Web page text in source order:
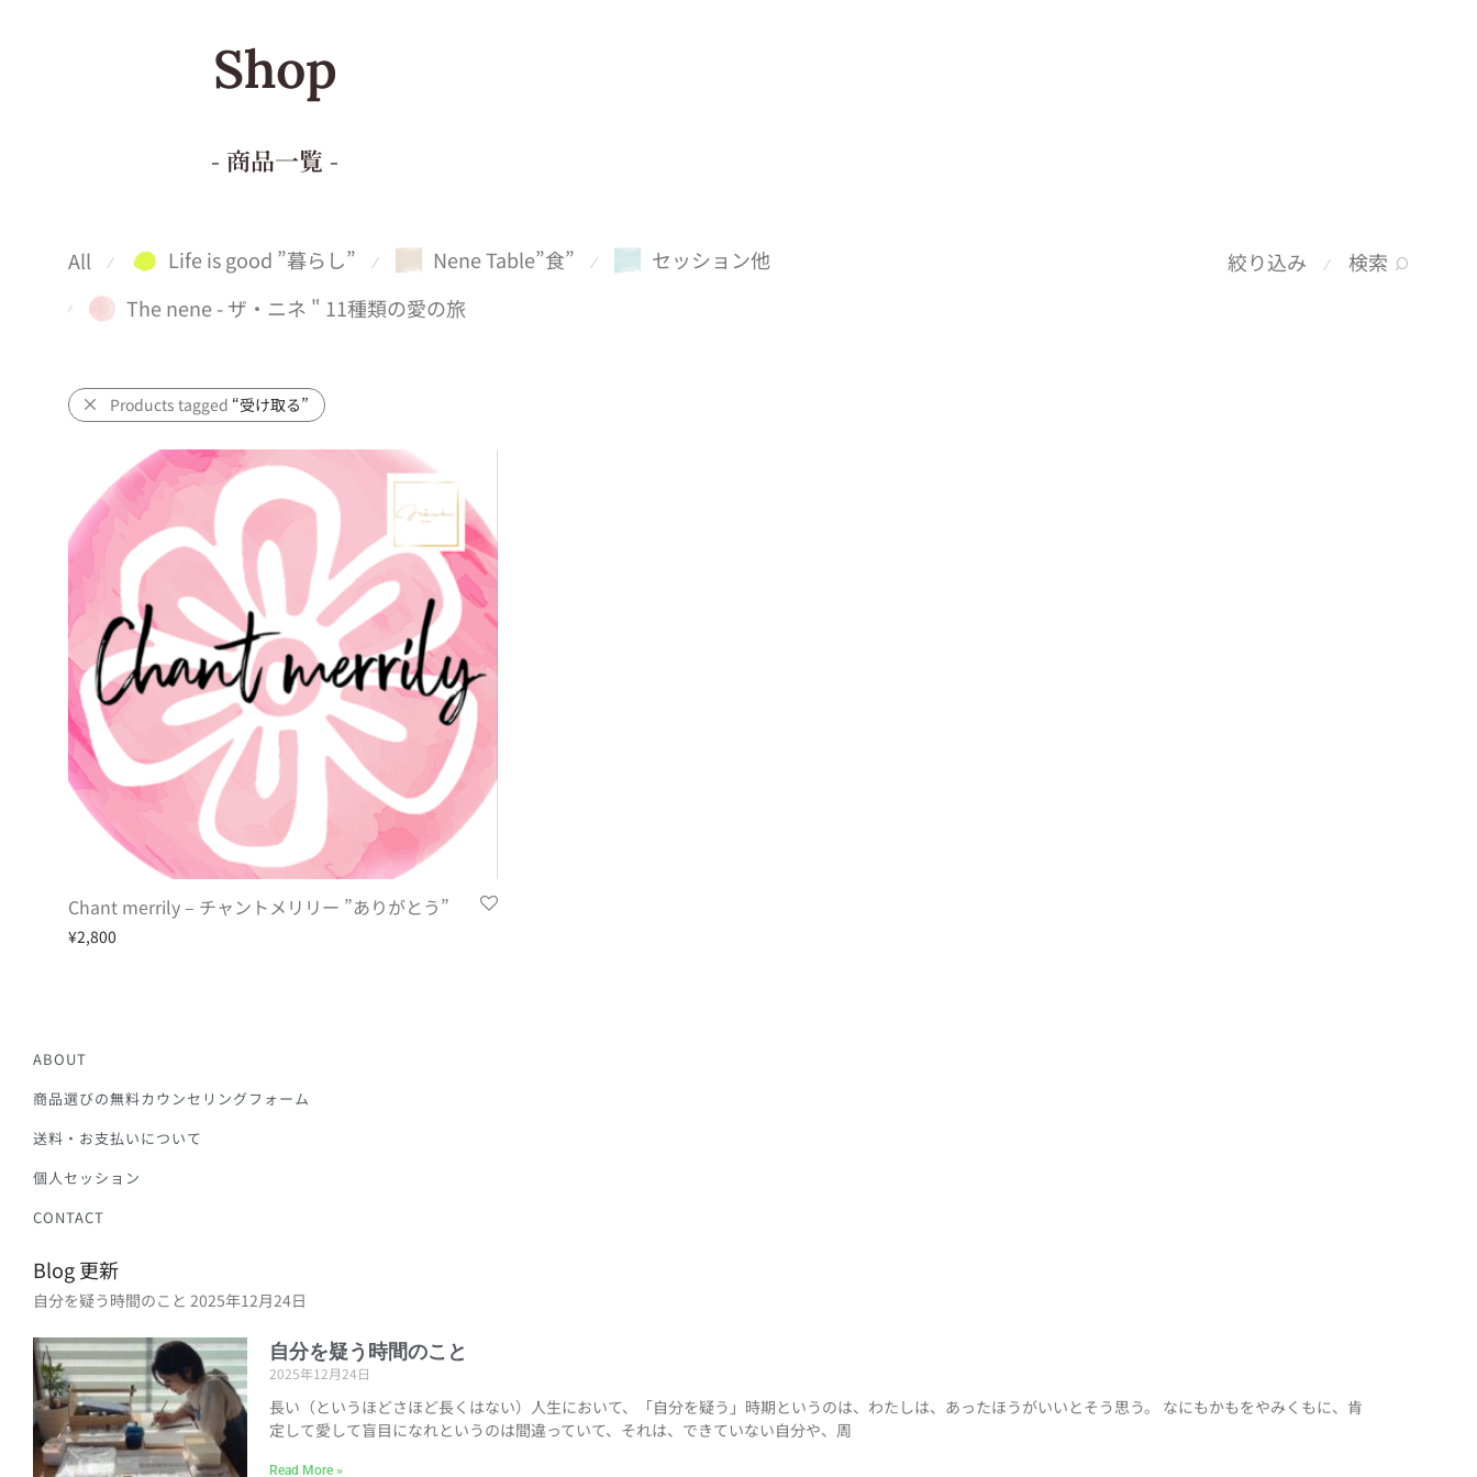
Shop
- 商品一覧 -
絞り込み ⁄ 検索
All ⁄ Life is good ”暮らし” ⁄ Nene Table”食” ⁄ セッション他
⁄ The nene - ザ・ニネ " 11種類の愛の旅
Products tagged “受け取る”
Chant merrily – チャントメリリー ”ありがとう”
¥2,800
ABOUT
商品選びの無料カウンセリングフォーム
送料・お支払いについて
個人セッション
CONTACT
Blog 更新
自分を疑う時間のこと 2025年12月24日
自分を疑う時間のこと
2025年12月24日
長い（というほどさほど長くはない）人生において、「自分を疑う」時期というのは、わたしは、あったほうがいいとそう思う。 なにもかもをやみくもに、肯
定して愛して盲目になれというのは間違っていて、それは、できていない自分や、周
Read More »